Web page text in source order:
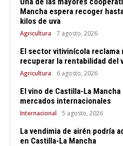
Mancha espera recoger
kilos de uva
Agricultura 7 agosto, 2026
El sector vitivinícola reclama
recuperar la rentabilidad del
Agricultura 6 agosto, 2026
El vino de Castilla-La
mercados internacionales
Internacional 5 agosto, 2026
La vendimia de airén podría
en Castilla-La Mancha